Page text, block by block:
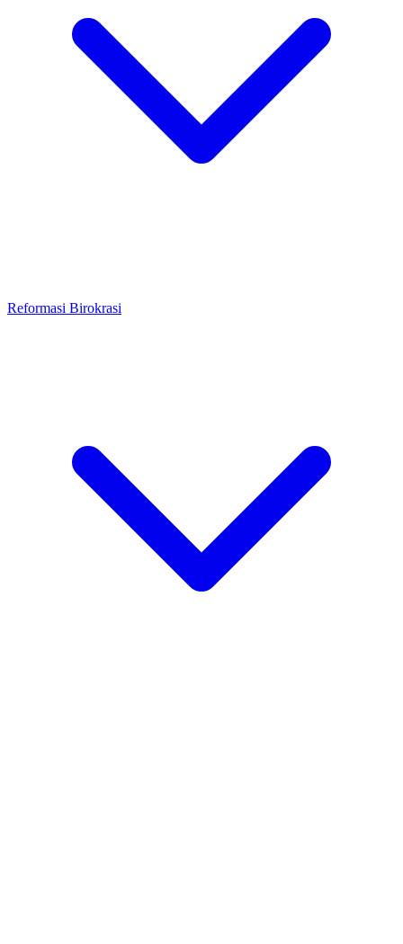
Reformasi Birokrasi